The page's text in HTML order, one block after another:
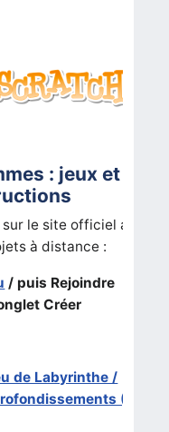
: jeux et
le site officiel afin
à distance :
/ puis Rejoindre
Créer
de Labyrinthe /
(6e,